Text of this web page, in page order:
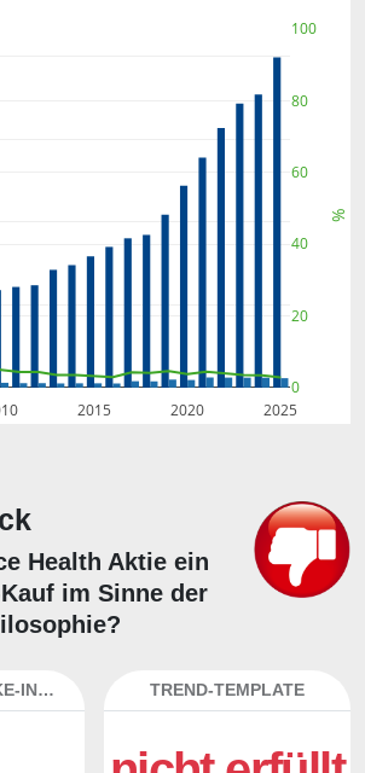
2015 2020 2025
0
20
40
60
80
100
%
Health Aktie ein
im Sinne der
RELATIVE-STÄRKE-INDEX TREND-TEMPLATE